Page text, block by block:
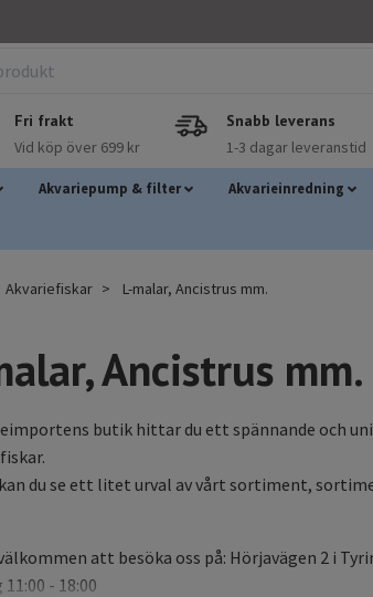
Fri frakt
Vid köp över 699 kr
Snabb leverans
1-3 dagar leveranstid
Akvariepump & filter Akvarieinredning
Akvariefiskar L-malar, Ancistrus mm.
Ancistrus mm.
butik hittar du ett spännande och
du se ett litet urval av vårt sortiment,
att besöka oss på: Hörjavägen 2 i
11:00 - 18:00